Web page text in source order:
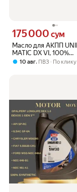
Масло для АКПП
MATIC DX VI, 100%
синтетическое, для
Цена 175000 сум
175 000 сум
10 авг, ПВЗ По клику